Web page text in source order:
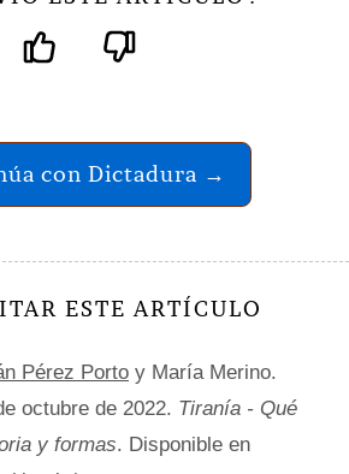
con Dictadura →
ESTE ARTÍCULO
Pérez Porto y María Merino.
octubre de 2022. Tiranía - Qué
y formas. Disponible en